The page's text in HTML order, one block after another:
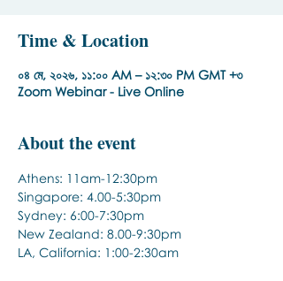
Time & Location
০৪ মে, ২০২৬, ১১:০০ AM – ১২:৩০ PM GMT +৩
Zoom Webinar - Live Online
About the event
Athens: 11am-12:30pm
Singapore: 4.00-5:30pm
Sydney: 6:00-7:30pm
New Zealand: 8.00-9:30pm
LA, California: 1:00-2:30am